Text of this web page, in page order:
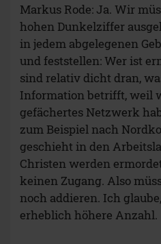
Markus Rode: Ja. Wir
hohen Dunkelziffer
in jedem abgelegenen
und feststellen: Wer ist
sind relativ dicht dran,
Information betrifft, weil
gefächertes Netzwerk
zum Beispiel nach
geschieht in den
Christen werden
keinen Zugang. Also
noch addieren. Ich
erheblich höhere Anzahl.